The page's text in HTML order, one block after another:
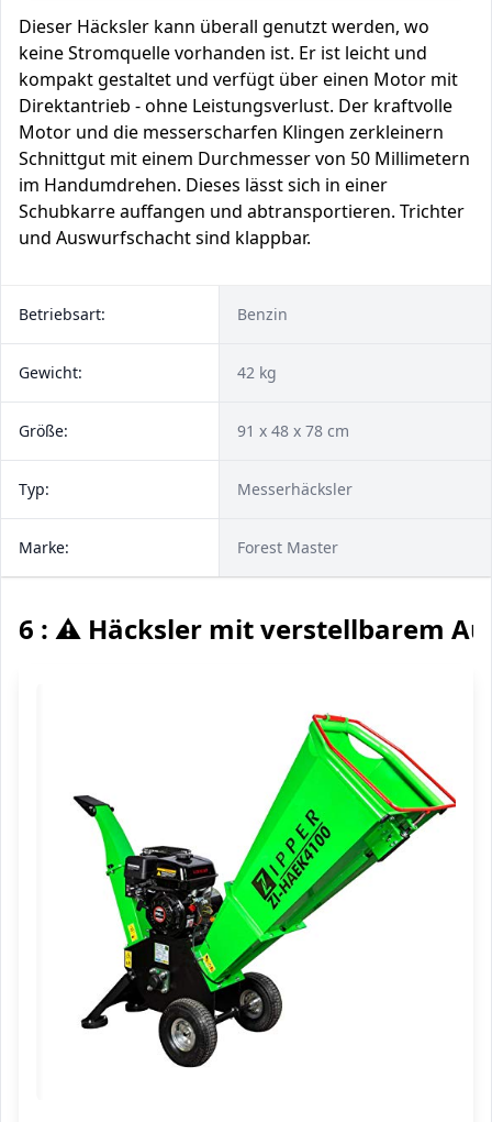
Dieser Häcksler kann überall genutzt werden, wo
keine Stromquelle vorhanden ist. Er ist leicht und
kompakt gestaltet und verfügt über einen Motor mit
Direktantrieb - ohne Leistungsverlust. Der kraftvolle
Motor und die messerscharfen Klingen zerkleinern
Schnittgut mit einem Durchmesser von 50 Millimetern
im Handumdrehen. Dieses lässt sich in einer
Schubkarre auffangen und abtransportieren. Trichter
und Auswurfschacht sind klappbar.
Betriebsart: Benzin
Gewicht: 42 kg
Größe: 91 x 48 x 78 cm
Typ: Messerhäcksler
Marke: Forest Master
6 : ⚠️ Häcksler mit verstellbarem